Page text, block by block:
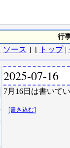
行
ソース ] [ トップ|
2025-07-16
7月16日は書いて
[書き込む]